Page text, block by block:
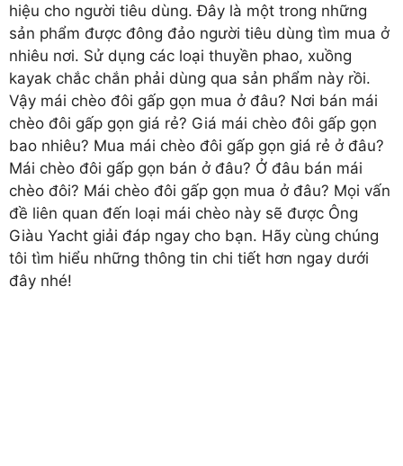
hiệu cho người tiêu dùng. Đây là một trong những
sản phẩm được đông đảo người tiêu dùng tìm mua ở
nhiêu nơi. Sử dụng các loại thuyền phao, xuồng
kayak chắc chắn phải dùng qua sản phẩm này rồi.
Vậy mái chèo đôi gấp gọn mua ở đâu? Nơi bán mái
chèo đôi gấp gọn giá rẻ? Giá mái chèo đôi gấp gọn
bao nhiêu? Mua mái chèo đôi gấp gọn giá rẻ ở đâu?
Mái chèo đôi gấp gọn bán ở đâu? Ở đâu bán mái
chèo đôi? Mái chèo đôi gấp gọn mua ở đâu? Mọi vấn
đề liên quan đến loại mái chèo này sẽ được Ông
Giàu Yacht giải đáp ngay cho bạn. Hãy cùng chúng
tôi tìm hiểu những thông tin chi tiết hơn ngay dưới
đây nhé!